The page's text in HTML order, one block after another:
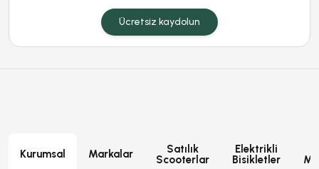
Ücretsiz kaydolun
Kurumsal Markalar
Satılık
Scooterlar
Elektrikli
Bisikletler